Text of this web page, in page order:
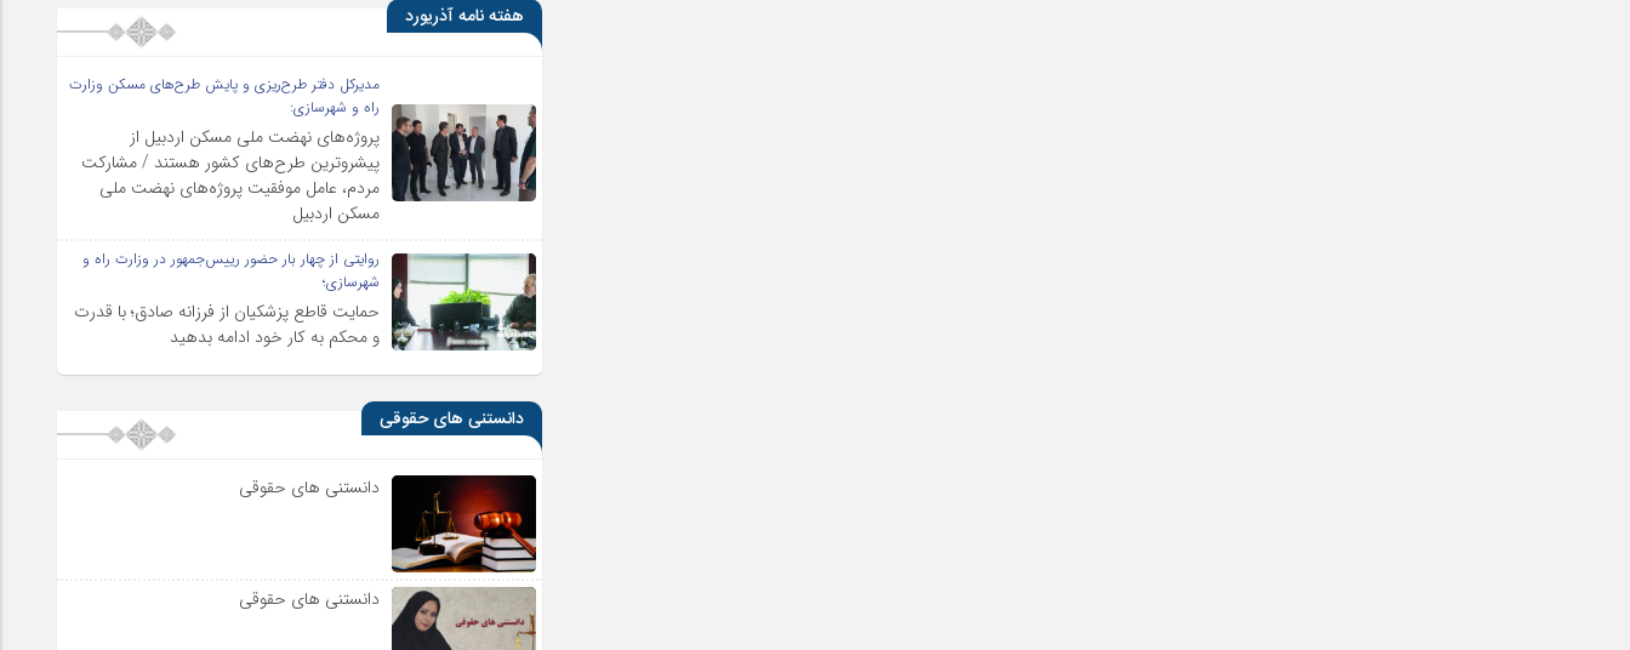
هفته نامه آذریورد
مدیرکل دفتر طرح‌ریزی و پایش طرح‌های مسکن وزارت
راه و شهرسازی:
پروژه‌های نهضت ملی مسکن اردبیل از
پیشروترین طرح‌های کشور هستند / مشارکت
مردم، عامل موفقیت پروژه‌های نهضت ملی
مسکن اردبیل
روایتی از چهار بار حضور رییس‌جمهور در وزارت راه و
شهرسازی؛
حمایت قاطع پزشکیان از فرزانه صادق؛ با قدرت
و محکم به کار خود ادامه بدهید
دانستنی های حقوقی
دانستنی های حقوقی
دانستنی های حقوقی